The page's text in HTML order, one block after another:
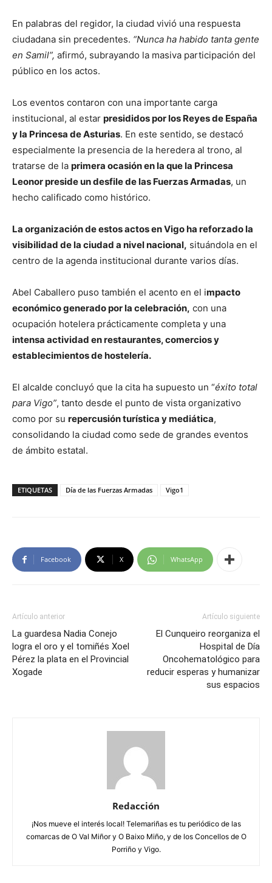
En palabras del regidor, la ciudad vivió una respuesta
ciudadana sin precedentes. “Nunca ha habido tanta gente
en Samil”, afirmó, subrayando la masiva participación del
público en los actos.
Los eventos contaron con una importante carga
institucional, al estar presididos por los Reyes de España
y la Princesa de Asturias. En este sentido, se destacó
especialmente la presencia de la heredera al trono, al
tratarse de la primera ocasión en la que la Princesa
Leonor preside un desfile de las Fuerzas Armadas, un
hecho calificado como histórico.
La organización de estos actos en Vigo ha reforzado la
visibilidad de la ciudad a nivel nacional, situándola en el
centro de la agenda institucional durante varios días.
Abel Caballero puso también el acento en el impacto
económico generado por la celebración, con una
ocupación hotelera prácticamente completa y una
intensa actividad en restaurantes, comercios y
establecimientos de hostelería.
El alcalde concluyó que la cita ha supuesto un “éxito total
para Vigo”, tanto desde el punto de vista organizativo
como por su repercusión turística y mediática,
consolidando la ciudad como sede de grandes eventos
de ámbito estatal.
ETIQUETAS Día de las Fuerzas Armadas Vigo1
Facebook X WhatsApp
Artículo anterior
La guardesa Nadia Conejo
logra el oro y el tomiñés Xoel
Pérez la plata en el Provincial
Xogade
Artículo siguiente
El Cunqueiro reorganiza el
Hospital de Día
Oncohematológico para
reducir esperas y humanizar
sus espacios
Redacción
¡Nos mueve el interés local! Telemariñas es tu periódico de las
comarcas de O Val Miñor y O Baixo Miño, y de los Concellos de O
Porriño y Vigo.